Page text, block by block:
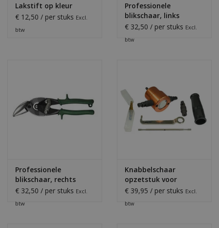
Lakstift op kleur
€ 12,50 / per stuks Excl.
btw
Professionele
blikschaar, links
€ 32,50 / per stuks Excl.
btw
Professionele
blikschaar, rechts
€ 32,50 / per stuks Excl.
btw
Knabbelschaar
opzetstuk voor
accuboormachine
€ 39,95 / per stuks Excl.
btw